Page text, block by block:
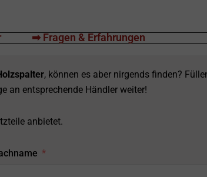
➡ Fragen & Erfahrungen
, können es aber nirgends finden?
an entsprechende Händler weiter!
anbietet.